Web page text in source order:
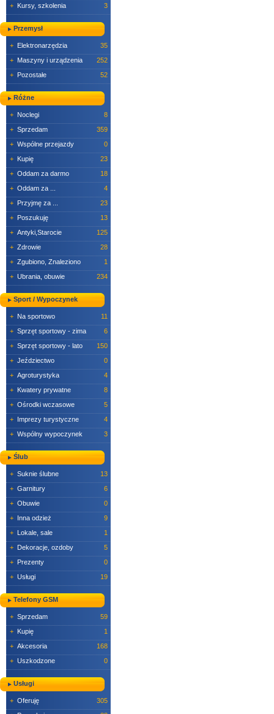
+ Kursy, szkolenia 3
Przemysł
+ Elektronarzędzia
35
+ Maszyny i urządzenia
252
+ Pozostałe 52
Różne
+ Noclegi
8
+ Sprzedam
359
+ Wspólne przejazdy
0
+ Kupię
23
+ Oddam za darmo
18
+ Oddam za ...
4
+ Przyjmę za ...
23
+ Poszukuję
13
+ Antyki,Starocie
125
+ Zdrowie
28
+ Zgubiono, Znaleziono
1
+ Ubrania, obuwie 234
Sport / Wypoczynek
+ Na sportowo
11
+ Sprzęt sportowy - zima
6
+ Sprzęt sportowy - lato
150
+ Jeździectwo
0
+ Agroturystyka
4
+ Kwatery prywatne
8
+ Ośrodki wczasowe
5
+ Imprezy turystyczne
4
+ Wspólny wypoczynek 3
Ślub
+ Suknie ślubne
13
+ Garnitury
6
+ Obuwie
0
+ Inna odzież
9
+ Lokale, sale
1
+ Dekoracje, ozdoby
5
+ Prezenty
0
+ Usługi 19
Telefony GSM
+ Sprzedam
59
+ Kupię
1
+ Akcesoria
168
+ Uszkodzone 0
Usługi
+ Oferuję
305